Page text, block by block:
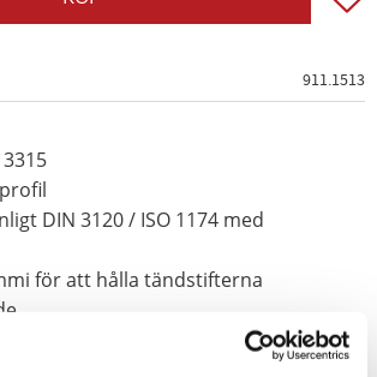
911.1513
DIN 3120 / ISO 1174 med
för att hålla tändstifterna